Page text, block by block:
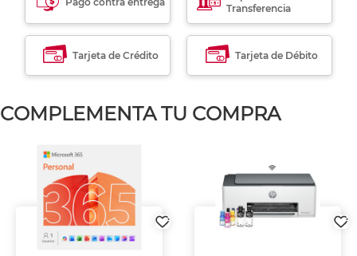
Transferencia
Tarjeta de Crédito Tarjeta de Débito
COMPLEMENTA TU COMPRA